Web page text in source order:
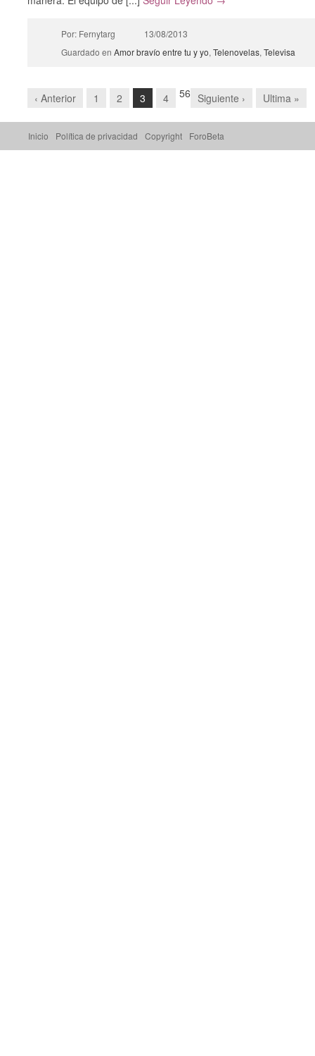
Por: Fernytarg
13/08/2013
Guardado en Amor bravío entre tu y yo, Telenovelas, Televisa
‹ Anterior 1 2 3 4 56 Siguiente › Ultima »
Inicio Política de privacidad Copyright ForoBeta